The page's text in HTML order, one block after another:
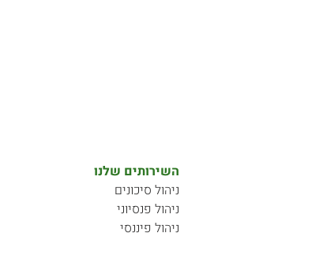
השירותים שלנו
ניהול סיכונים
ניהול פנסיוני
ניהול פיננסי